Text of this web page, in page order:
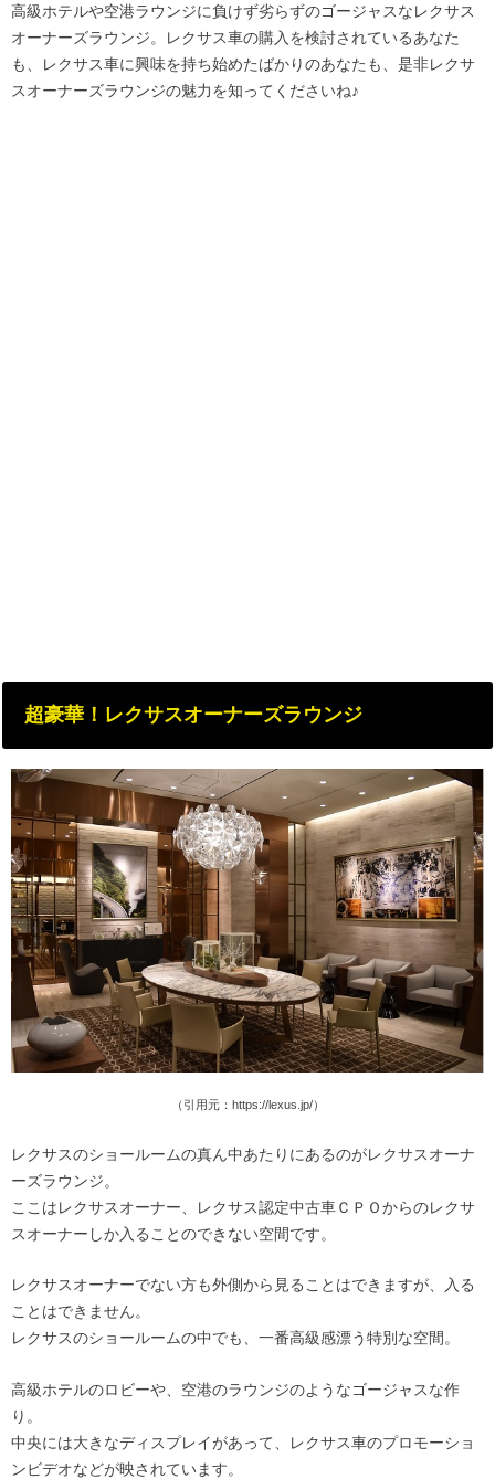
高級ホテルや空港ラウンジに負けず劣らずのゴージャスなレクサス
オーナーズラウンジ。レクサス車の購入を検討されているあなた
も、レクサス車に興味を持ち始めたばかりのあなたも、是非レクサ
スオーナーズラウンジの魅力を知ってくださいね♪
超豪華！レクサスオーナーズラウンジ
（引用元：https://lexus.jp/）
レクサスのショールームの真ん中あたりにあるのがレクサスオーナ
ーズラウンジ。
ここはレクサスオーナー、レクサス認定中古車ＣＰＯからのレクサ
スオーナーしか入ることのできない空間です。
レクサスオーナーでない方も外側から見ることはできますが、入る
ことはできません。
レクサスのショールームの中でも、一番高級感漂う特別な空間。
高級ホテルのロビーや、空港のラウンジのようなゴージャスな作
り。
中央には大きなディスプレイがあって、レクサス車のプロモーショ
ンビデオなどが映されています。